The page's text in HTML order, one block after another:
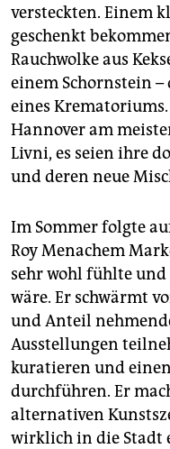
versteckten. Einem
geschenkt
Rauchwolke aus
einem Schornstein
eines Krematoriums.
Hannover am
Livni, es seien ihre
und deren neue
Im Sommer folgte
Roy Menachem
sehr wohl fühlte
wäre. Er schwärmt
und Anteil
Ausstellungen
kuratieren und
durchführen. Er
alternativen
wirklich in die Stadt